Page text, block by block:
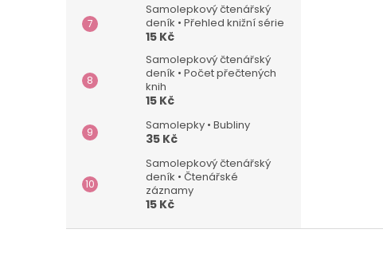
Samolepkový čtenářský
deník • Přehled knižní série
15 Kč
Samolepkový čtenářský
deník • Počet přečtených
knih
15 Kč
Samolepky • Bubliny
35 Kč
Samolepkový čtenářský
deník • Čtenářské
záznamy
15 Kč